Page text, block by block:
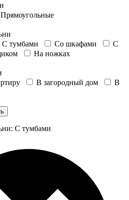
Прямоугольные
С тумбами Со шкафами
С
На ножках
В загородный дом
В
С тумбами